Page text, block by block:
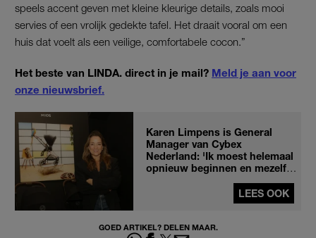
speels accent geven met kleine kleurige details, zoals mooi
servies of een vrolijk gedekte tafel. Het draait vooral om een
huis dat voelt als een veilige, comfortabele cocon.”
Het beste van LINDA. direct in je mail? Meld je aan voor
onze nieuwsbrief.
Karen Limpens is General
Manager van Cybex
Nederland: 'Ik moest helemaal
opnieuw beginnen en mezelf
LEES OOK
GOED ARTIKEL? DELEN MAAR.